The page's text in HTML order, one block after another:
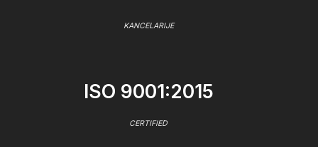
KANCELARIJE
ISO 9001:2015
CERTIFIED